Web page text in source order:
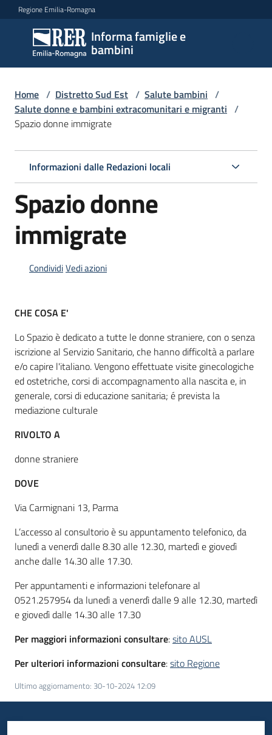
Vai al contenuto
Vai alla navigazione
Vai al footer
Regione Emilia-Romagna
Informa famiglie e
bambini
Informa
famiglie
e
bambini
Centri
per
famiglie
Informazioni
Home / Distretto Sud Est / Salute bambini /
Salute donne e bambini extracomunitari e migranti /
Spazio donne immigrate
Informazioni dalle Redazioni locali
Spazio donne
immigrate
CondividiVedi azioni
CHE COSA E'
Lo Spazio è dedicato a tutte le donne straniere, con o senza
iscrizione al Servizio Sanitario, che hanno difficoltà a parlare
e/o capire l'italiano. Vengono effettuate visite ginecologiche
ed ostetriche, corsi di accompagnamento alla nascita e, in
generale, corsi di educazione sanitaria; é prevista la
mediazione culturale
RIVOLTO A
donne straniere
DOVE
Via Carmignani 13, Parma
L’accesso al consultorio è su appuntamento telefonico, da
lunedì a venerdì dalle 8.30 alle 12.30, martedì e giovedì
anche dalle 14.30 alle 17.30.
Per appuntamenti e informazioni telefonare al
0521.257954 da lunedì a venerdì dalle 9 alle 12.30, martedì
e giovedì dalle 14.30 alle 17.30
Per maggiori informazioni consultare:sito AUSL
Per ulteriori informazioni consultare:sito Regione
Ultimo aggiornamento: 30-10-2024 12:09